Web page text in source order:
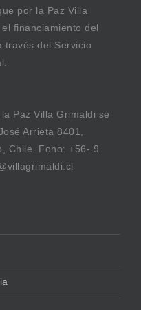
por la Paz Villa
financiamiento del
través del Servicio
Paz Villa Grimaldi se
Arrieta 8401,
Chile. Fono: +56- 9